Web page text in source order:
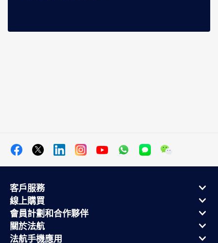
客戶服務
線上購買
會員計劃和合作夥伴
關於法航
法航手機應用